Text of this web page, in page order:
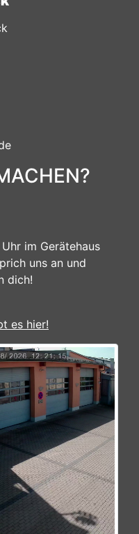
im Gerätehaus
uns an und
dich!
es hier!